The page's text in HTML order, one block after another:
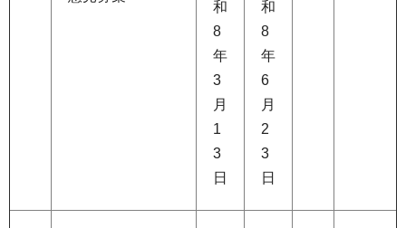
和
8
年
3
月
1
3
日
和
8
年
6
月
2
3
日